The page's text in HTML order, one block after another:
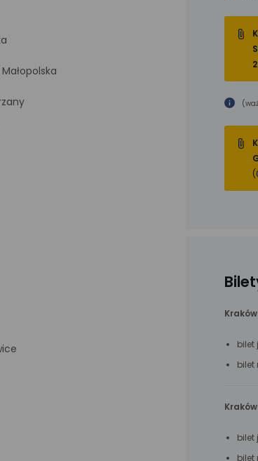
bilet
bilet
bilet
bilet